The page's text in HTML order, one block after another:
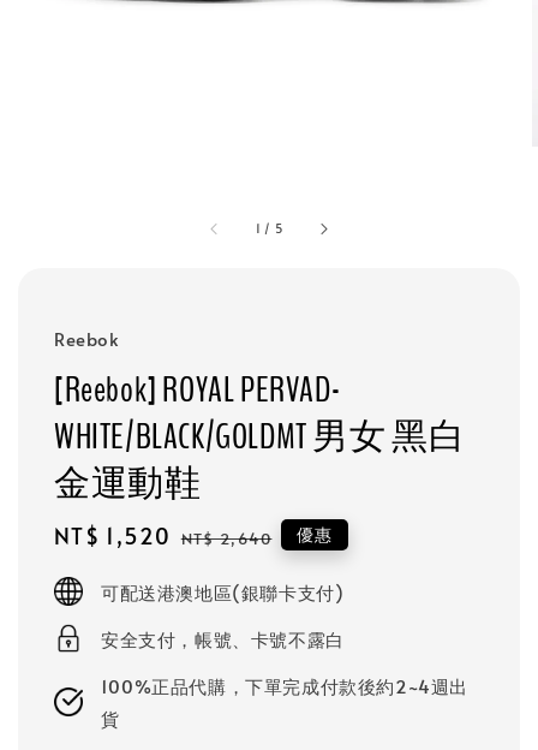
1 / 5
Reebok
[Reebok] ROYAL PERVAD-
WHITE/BLACK/GOLDMT 男女 黑白
金運動鞋
Sale
NT$ 1,520 Regular
NT$ 2,640 優惠
可配送港澳地區(銀聯卡支付)
安全支付，帳號、卡號不露白
100%正品代購，下單完成付款後約2~4週出
貨